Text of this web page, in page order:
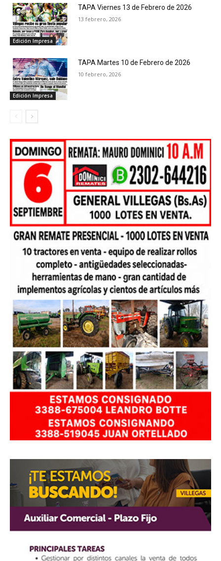
Edición Impresa
TAPA Viernes 13 de Febrero de 2026
13 febrero, 2026
Edición Impresa
TAPA Martes 10 de Febrero de 2026
10 febrero, 2026